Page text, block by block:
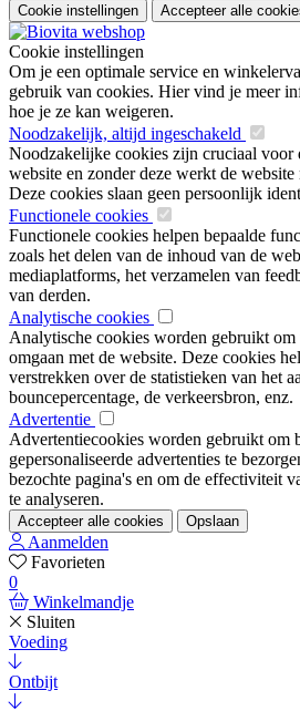
Cookie instellingen Accepteer alle
Cookie instellingen
Om je een optimale service en
gebruik van cookies. Hier vind je meer
hoe je ze kan weigeren.
Noodzakelijk, altijd ingeschakeld
Noodzakelijke cookies zijn cruciaal voor
website en zonder deze werkt de
Deze cookies slaan geen persoonlijk
Functionele cookies
Functionele cookies helpen bepaalde
zoals het delen van de inhoud van de
mediaplatforms, het verzamelen van
van derden.
Analytische cookies
Analytische cookies worden gebruikt om
omgaan met de website. Deze cookies
verstrekken over de statistieken van het
bouncepercentage, de verkeersbron, enz.
Advertentie
Advertentiecookies worden gebruikt om
gepersonaliseerde advertenties te
bezochte pagina's en om de effectiviteit
te analyseren.
Accepteer alle cookies Opslaan
Aanmelden
Favorieten
0
Winkelmandje
Sluiten
Voeding
Ontbijt